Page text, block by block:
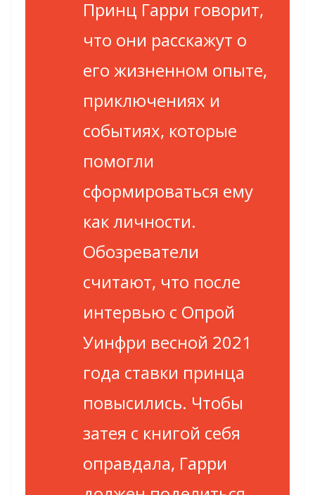
Принц Гарри говорит,
что они расскажут о
его жизненном опыте,
приключениях и
событиях, которые
помогли
сформироваться ему
как личности.
Обозреватели
считают, что после
интервью с Опрой
Уинфри весной 2021
года ставки принца
повысились. Чтобы
затея с книгой себя
оправдала, Гарри